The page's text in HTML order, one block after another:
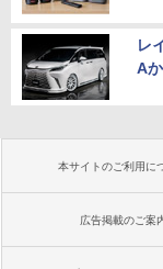
レ
A
本サイトのご利用に
広告掲載のご案